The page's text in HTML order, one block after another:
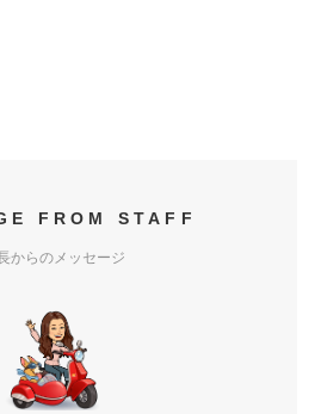
FROM STAFF
からのメッセージ